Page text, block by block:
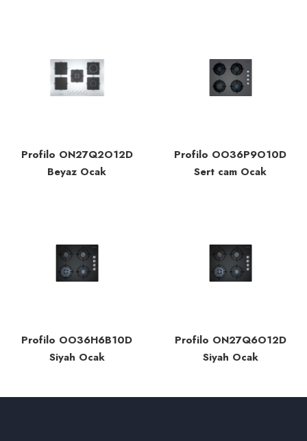
Profilo ON27Q2O12D
Beyaz Ocak
Profilo OO36P9O10D
Sert cam Ocak
Profilo OO36H6B10D
Siyah Ocak
Profilo ON27Q6O12D
Siyah Ocak